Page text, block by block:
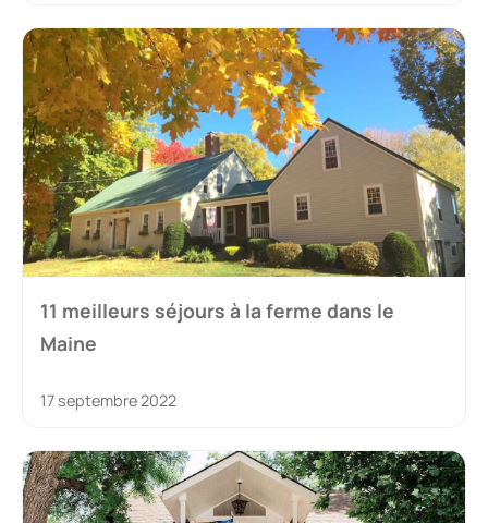
11 meilleurs séjours à la ferme dans le
Maine
17 septembre 2022